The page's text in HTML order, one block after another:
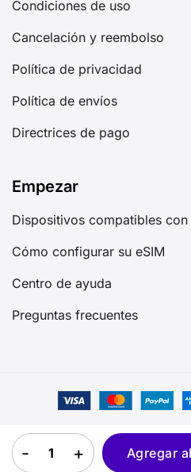
eSIM Filipinas quantity
Agregar
Condiciones de uso
Cancelación y reembolso
Política de privacidad
Política de envíos
Directrices de pago
Empezar
Dispositivos compatibles con
Cómo configurar su eSIM
Centro de ayuda
Preguntas frecuentes
©2025 GIGAGO Todos